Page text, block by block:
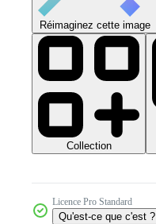
Réimaginez cette image
Collection
Licence Pro Standard
Qu'est-ce que c'est ?